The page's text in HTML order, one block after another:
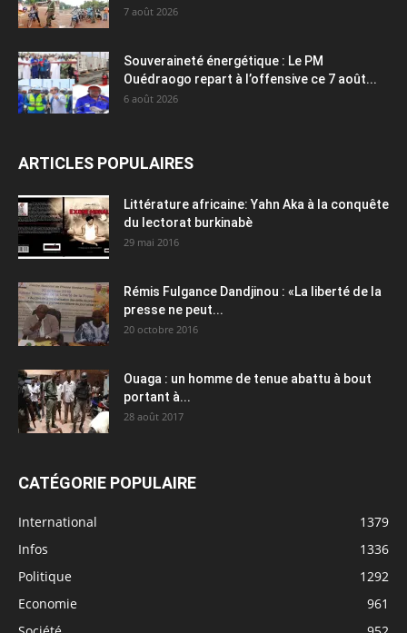
7 août 2026
Souveraineté énergétique : Le PM
Ouédraogo repart à l’offensive ce 7 août...
6 août 2026
ARTICLES POPULAIRES
Littérature africaine: Yahn Aka à la conquête
du lectorat burkinabè
29 mai 2016
Rémis Fulgance Dandjinou : «La liberté de la
presse ne peut...
20 octobre 2016
Ouaga : un homme de tenue abattu à bout
portant à...
28 août 2017
CATÉGORIE POPULAIRE
International
1379
Infos
1336
Politique
1292
Economie
961